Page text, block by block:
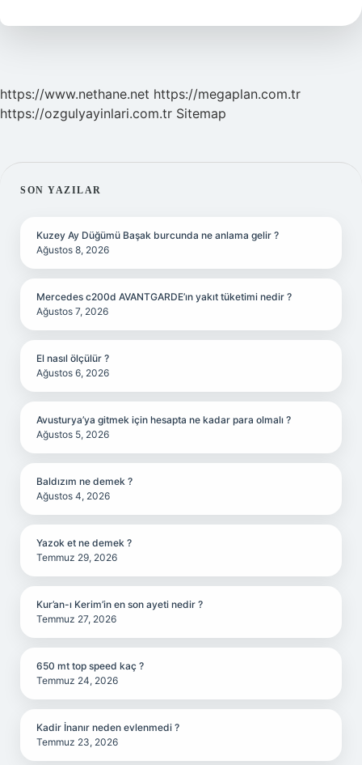
Gelir
https://www.nethane.net https://megaplan.com.tr
https://ozgulyayinlari.com.tr Sitemap
SIDEBAR
SON YAZILAR
Kuzey Ay Düğümü Başak burcunda ne anlama gelir ?
Ağustos 8, 2026
Mercedes c200d AVANTGARDE’ın yakıt tüketimi nedir ?
Ağustos 7, 2026
El nasıl ölçülür ?
Ağustos 6, 2026
Avusturya’ya gitmek için hesapta ne kadar para olmalı ?
Ağustos 5, 2026
Baldızım ne demek ?
Ağustos 4, 2026
Yazok et ne demek ?
Temmuz 29, 2026
Kur’an-ı Kerim’in en son ayeti nedir ?
Temmuz 27, 2026
650 mt top speed kaç ?
Temmuz 24, 2026
Kadir İnanır neden evlenmedi ?
Temmuz 23, 2026